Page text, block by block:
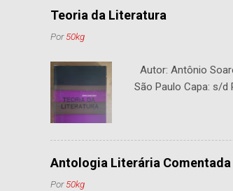
Teoria da Literatura
Por50kg
Autor: Antônio
São Paulo Capa: s/d
Antologia Literária
Por50kg